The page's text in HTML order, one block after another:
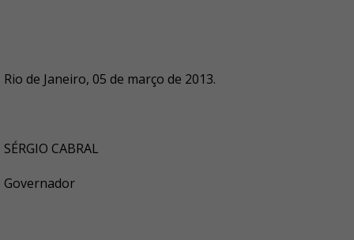
Rio de Janeiro, 05 de março de 2013.
SÉRGIO CABRAL
Governador